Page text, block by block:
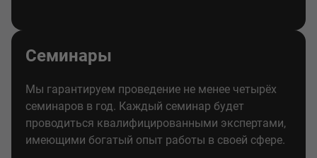
Семинары
Мы гарантируем проведение не менее четырёх
семинаров в год. Каждый семинар будет
проводиться квалифицированными экспертами,
имеющими богатый опыт работы в своей сфере.